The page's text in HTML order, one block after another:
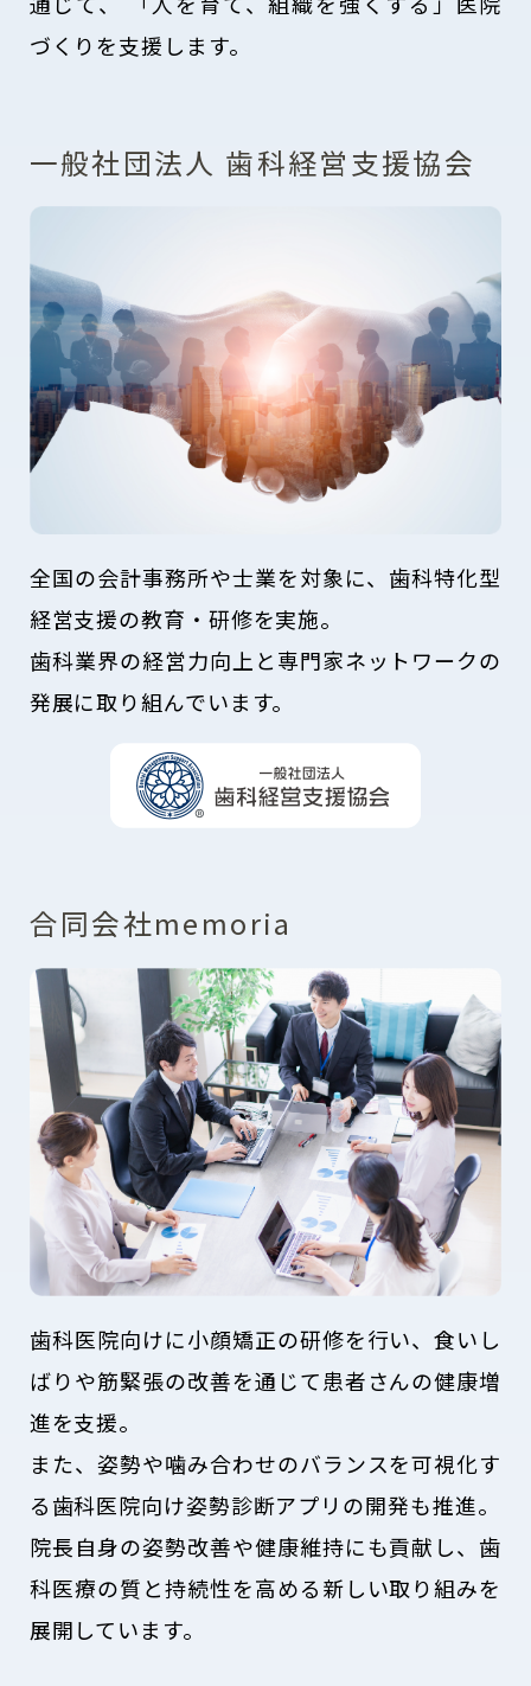
づくりを支援します。
一般社団法人 歯科経営支援協会
全国の会計事務所や士業を対象に、歯科特化型
経営支援の教育・研修を実施。
歯科業界の経営力向上と専門家ネットワークの
発展に取り組んでいます。
合同会社memoria
歯科医院向けに小顔矯正の研修を行い、食いし
ばりや筋緊張の改善を通じて患者さんの健康増
進を支援。
また、姿勢や噛み合わせのバランスを可視化す
る歯科医院向け姿勢診断アプリの開発も推進。
院長自身の姿勢改善や健康維持にも貢献し、歯
科医療の質と持続性を高める新しい取り組みを
展開しています。